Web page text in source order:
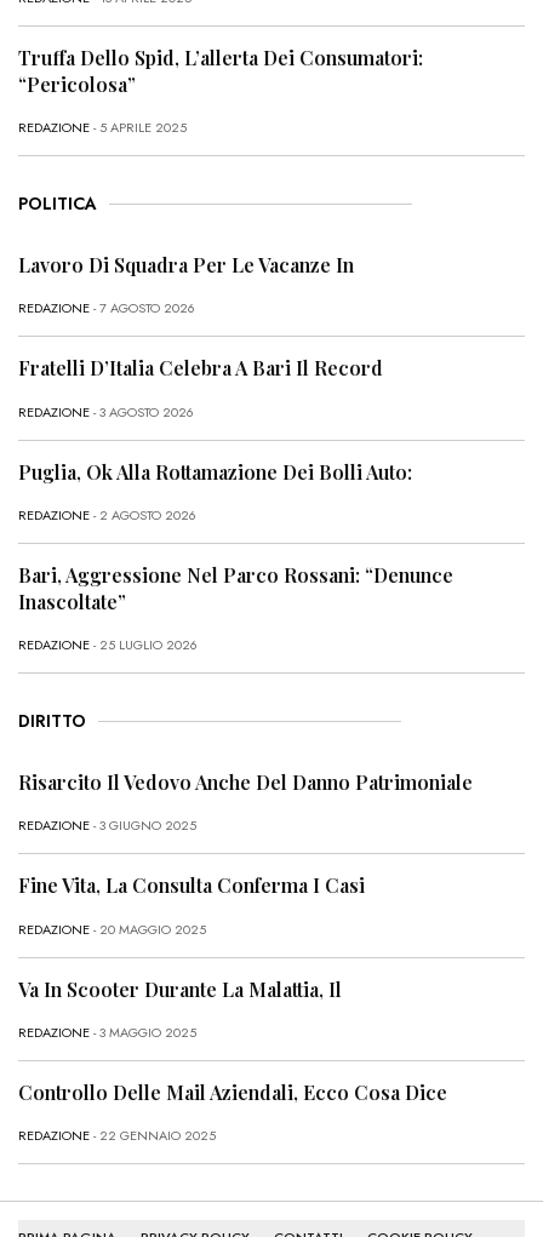
Truffa Dello Spid, L’allerta Dei Consumatori:
“Pericolosa”
REDAZIONE- 5 APRILE 2025
POLITICA
Lavoro Di Squadra Per Le Vacanze In
REDAZIONE- 7 AGOSTO 2026
Fratelli D’Italia Celebra A Bari Il Record
REDAZIONE- 3 AGOSTO 2026
Puglia, Ok Alla Rottamazione Dei Bolli Auto:
REDAZIONE- 2 AGOSTO 2026
Bari, Aggressione Nel Parco Rossani: “Denunce
Inascoltate”
REDAZIONE- 25 LUGLIO 2026
DIRITTO
Risarcito Il Vedovo Anche Del Danno Patrimoniale
REDAZIONE- 3 GIUGNO 2025
Fine Vita, La Consulta Conferma I Casi
REDAZIONE- 20 MAGGIO 2025
Va In Scooter Durante La Malattia, Il
REDAZIONE- 3 MAGGIO 2025
Controllo Delle Mail Aziendali, Ecco Cosa Dice
REDAZIONE- 22 GENNAIO 2025